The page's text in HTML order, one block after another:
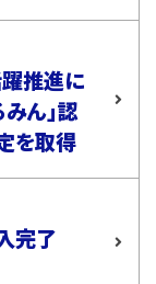
推進に
ん」認
を取得
完了